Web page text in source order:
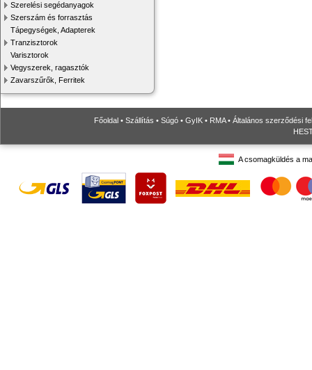
Szerelési segédanyagok
Szerszám és forrasztás
Tápegységek, Adapterek
Tranzisztorok
Varisztorok
Vegyszerek, ragasztók
Zavarszűrők, Ferritek
Főoldal • Szállítás • Súgó • GyIK • RMA• Általános szerződési
A csomagküldés a